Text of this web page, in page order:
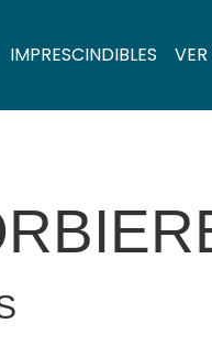
IMPRESCINDIBLES